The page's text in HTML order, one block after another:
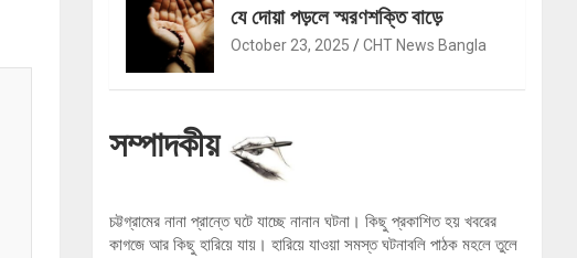
যে দোয়া পড়লে স্মরণশক্তি বাড়ে
October 23, 2025 CHT News Bangla
সম্পাদকীয়
চট্টগ্রামের নানা প্রান্তে ঘটে যাচ্ছে নানান ঘটনা। কিছু প্রকাশিত হয় খবরের
কাগজে আর কিছু হারিয়ে যায়। হারিয়ে যাওয়া সমস্ত ঘটনাবলি পাঠক মহলে তুলে